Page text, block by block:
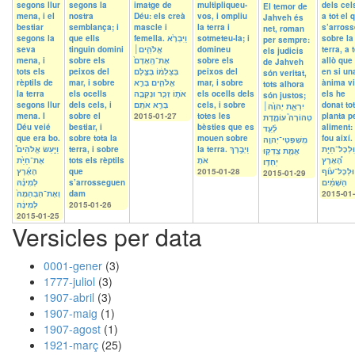
segons llur
mena, i el
bestiar
segons la
seva
mena, i
tots els
rèptils de
la terra
segons llur
mena. I
Déu veié
que era bo.
וַיַּ֣עַשׂ אֱלֹהִים֩
אֶת־חַיַּ֙ת
הָאָ֜רֶץ
לְמִינָ֗הּ
וְאֶת־הַבְּהֵמָה֙
לְמִינָ֔ה
2015-01-25
segons la
nostra
semblança; i
que ells
tinguin domini
sobre els
peixos del
mar, i sobre
els ocells
dels cels, i
sobre el
bestiar, i
sobre tota la
terra, i sobre
tots els rèptils
que
s’arrosseguen
dam
2015-01-26
imatge de
Déu: els creà
mascle i
femella. וַיִּבְרָ֙א
אֱלֹהִ֤ים׀
אֶת־הָֽאָדָם֙
בְּצַלְמ֔וֹ בְּצֶ֥לֶם
אֱלֹהִ֖ים בָּרָ֣א
אֹת֑וֹ זָכָ֥ר וּנְקֵבָ֖ה
בָּרָ֥א אֹתָֽם׃
2015-01-27
multipliqueu-
vos, i ompliu
la terra i
sotmeteu-la; i
domineu
sobre els
peixos del
mar, i sobre
els ocells dels
cels, i sobre
totes les
bèsties que es
mouen sobre
la terra. וַיְבָ֣רֶךְ
אֹתָ
2015-01-28
El temor de
Jahveh és
net, roman
per sempre:
els judicis
de Jahveh
són veritat,
tots alhora
són justos;
יִרְאַ֤ת יְהוָ֙ה׀
טְהוֹרָה֮ עוֹמֶ֪דֶת
לָ֫עַ֥ד
מִֽשְׁפְּטֵי־יְהוָ֥ה
אֱמֶ֑ת צָֽדְק֥וּ
יַחְדָּֽו׃
2015-01-29
dels
a tot el
sobre la
terra, a
allò que
en si
ànima
els he
donat
planta
aliment:
fou així.
וּֽלְכָל־חַיַּ֣ת
הָ֠אָרֶץ
וּלְכָל־ע֙וֹף
הַשָּׁמַ֜יִם
2015-
Versicles per data
0001-gener (3)
1777-juliol (3)
1907-abril (3)
1907-maig (1)
1907-agost (1)
1921-març (25)